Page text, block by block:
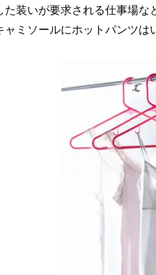
装いが要求される仕事場な
ャミソールにホットパンツは